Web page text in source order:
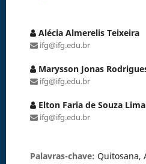
Alécia Almerelis Teixeira
ifg@ifg.edu.br
Marysson Jonas
ifg@ifg.edu.br
Elton Faria de Souza Lima
ifg@ifg.edu.br
Palavras-chave: Quitosana,